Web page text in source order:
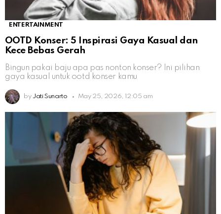
ENTERTAINMENT
OOTD Konser: 5 Inspirasi Gaya Kasual dan
Kece Bebas Gerah
Bingun pakai baju apa pas nonton konser? Ini pilihan
gaya kasual untuk ootd konser kamu
by Jati Sunarto May 25, 2026, 12:05 am